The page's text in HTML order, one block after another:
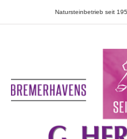
Natursteinbetrieb seit